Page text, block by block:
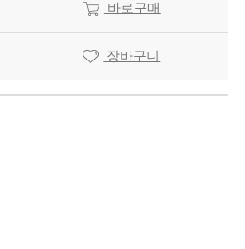
바로구매
장바구니